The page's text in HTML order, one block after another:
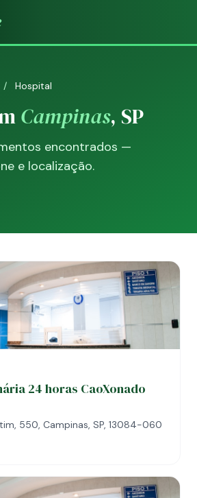
/ Hospital
Campinas, SP
encontrados —
e localização.
Clínica Veterinária 24 horas CaoXonado
550, Campinas, SP, 13084-060